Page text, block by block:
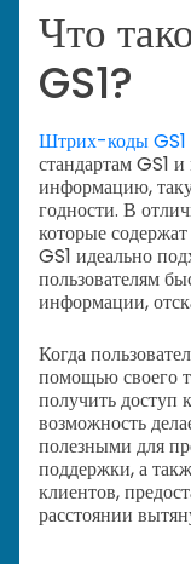
Что
GS1?
Штрих-коды GS1
стандартам GS1
информацию,
годности. В
которые
GS1 идеально
пользователям
информации,
Когда
помощью своего
получить доступ
возможность
полезными для
поддержки, а
клиентов,
расстоянии